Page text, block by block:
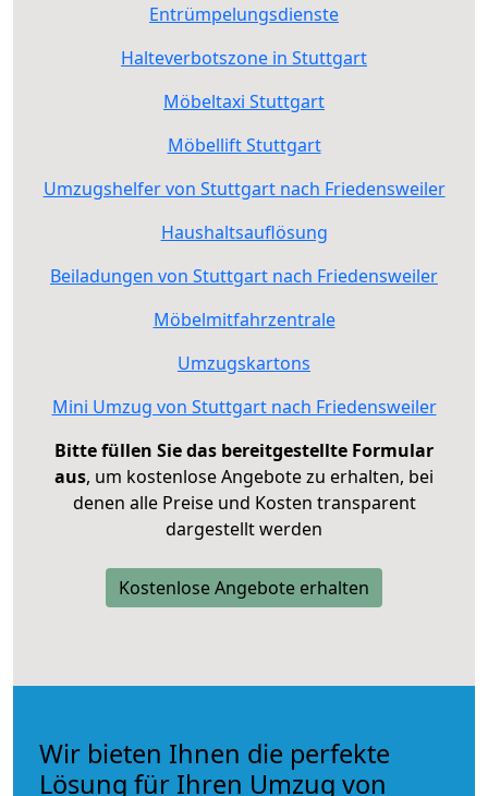
Entrümpelungsdienste
Halteverbotszone in Stuttgart
Möbeltaxi Stuttgart
Möbellift Stuttgart
Umzugshelfer von Stuttgart nach Friedensweiler
Haushaltsauflösung
Beiladungen von Stuttgart nach Friedensweiler
Möbelmitfahrzentrale
Umzugskartons
Mini Umzug von Stuttgart nach Friedensweiler
Bitte füllen Sie das bereitgestellte Formular
aus, um kostenlose Angebote zu erhalten, bei
denen alle Preise und Kosten transparent
dargestellt werden
Kostenlose Angebote erhalten
Wir bieten Ihnen die perfekte
Lösung für Ihren Umzug von